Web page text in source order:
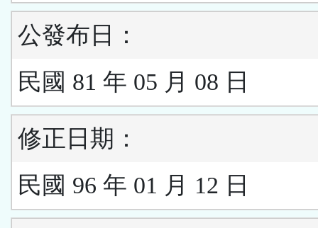
公發布日：
民國 81 年 05 月 08 日
修正日期：
民國 96 年 01 月 12 日